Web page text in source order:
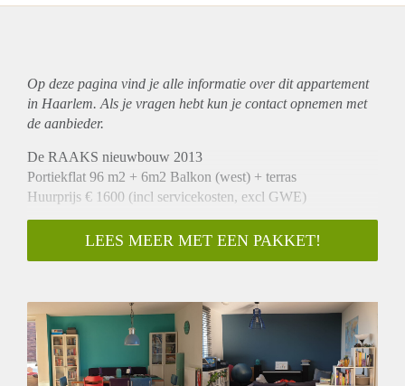
Op deze pagina vind je alle informatie over ditappartement
in Haarlem. Als je vragen hebt kun je contact opnemen met
de aanbieder.
De RAAKS nieuwbouw 2013
Portiekflat 96 m2 + 6m2 Balkon (west) + terras
Huurprijs € 1600 (incl servicekosten, excl GWE)
5e (bovenste) verdieping met fraai uitzicht:
Gang, hal, inpandige berging, toilet, 2 slaapkamers,
Perfect voor jong gezin/stel
Parketvloeren. Energielabel A. Uitstekende staat.
Luxe badkamer met inloopdouche en ligbad met whirlpool.
LEES MEER MET EEN PAKKET!